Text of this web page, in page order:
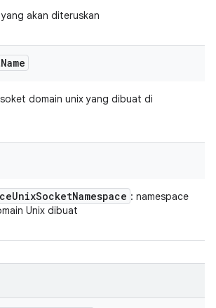
akan diteruskan
Name
domain unix yang dibuat di
UnixSocketNamespace : namespace
Unix dibuat